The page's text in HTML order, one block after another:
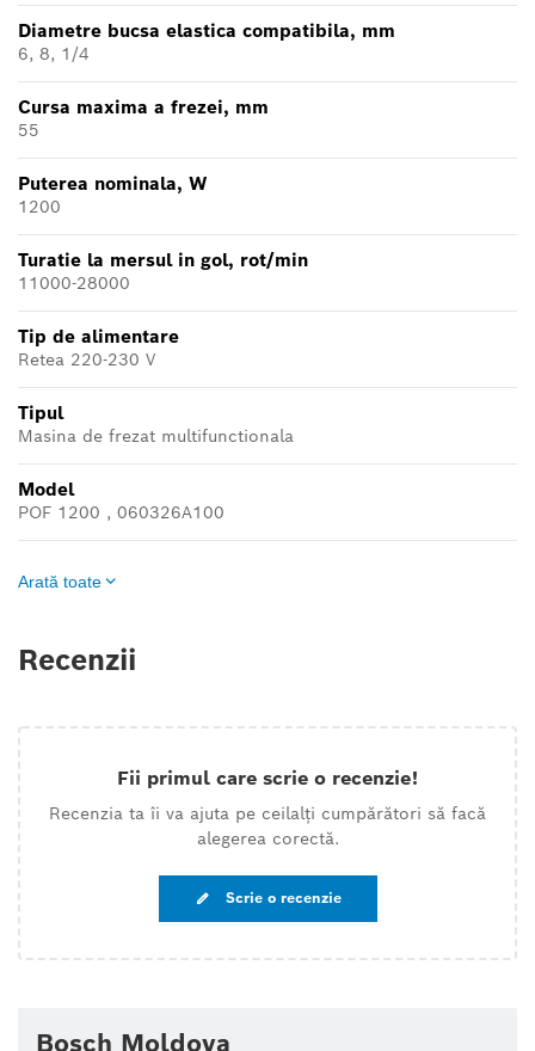
Diametre bucsa elastica compatibila, mm
6, 8, 1/4
Cursa maxima a frezei, mm
55
Puterea nominala, W
1200
Turatie la mersul in gol, rot/min
11000-28000
Tip de alimentare
Retea 220-230 V
Tipul
Masina de frezat multifunctionala
Model
POF 1200 , 060326A100
Arată toate
Recenzii
Fii primul care scrie o recenzie!
Recenzia ta îi va ajuta pe ceilalți cumpărători să facă
alegerea corectă.
Scrie o recenzie
Bosch Moldova